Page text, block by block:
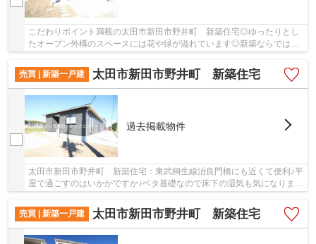
こだわりポイント満載の太田市新田市野井町 新築住宅◎ゆったりとし
たオープン外構のスペースには花や緑が溢れています◎新築ならではの
売買 | 新築一戸建
太田市新田市野井町 新築住宅
過去掲載物件
太田市新田市野井町 新築住宅：東武桐生線治良門橋にも近くて便利♪平
屋で過ごすのはいかがですか♪ベタ基礎なので床下の湿気も気になりませ
売買 | 新築一戸建
太田市新田市野井町 新築住宅